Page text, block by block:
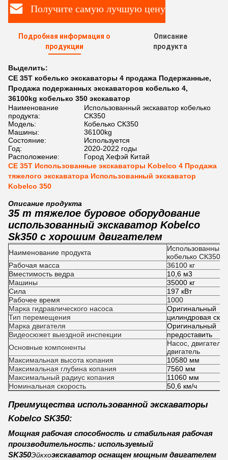
Получите самую лучшую цену
Подробная информация о
продукции
Описание
продукта
Выделить:
CE 35T кобелько экскаваторы 4 продажа Подержанные,
Продажа подержанных экскаваторов кобелько 4,
36100kg кобелько 350 экскаватор
Наименование
продукта:
Использованный экскаватор кобелько
СК350
Модель:
Кобелько СК350
Машины:
36100kg
Состояние:
Используется
Год:
2020-2022 годы
Расположение:
Город Хефэй Китай
CE 35T Использованные экскаваторы Kobelco 4 Продажа
тяжелого экскаватора Использованный экскаватор
Kobelco 350
Описание продукта
35 т тяжелое буровое оборудование
использованный экскаватор Kobelco
Sk350 с хорошим двигателем
Наименование продукта
Использованный
кобелько СК350
Рабочая масса
36100 кг
Вместимость ведра
10,6 м3
Машины
35000 кг
Сила
197 кВт
Рабочее время
1000
Марка гидравлического насоса
Оригинальный
Тип перемещения
цилиндровая
Марка двигателя
Оригинальный
Видеосюжет выездной инспекции
предоставить
Основные компоненты
Насос,
двигатель
Максимальная высота копания
10580 мм
Максимальная глубина копания
7560 мм
Максимальный радиус копания
11060 мм
Номинальная скорость
50,6 км/ч
Преимущества использованной экскаваторы
Kobelco SK350:
Мощная рабочая способность и стабильная рабочая
производительность: используемый
SK350Эйкхоэкскаватор оснащен мощным двигателем